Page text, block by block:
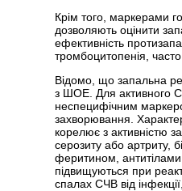
Крім того, маркерами
дозволяють оцінити
ефективність
тромбоцитопенія,
Відомо, що запальна
з ШОЕ. Для активного
неспецифічним
захворювання.
корелює з активністю
серозиту або артриту,
феритином, антитілами
підвищуються при
спалах СЧВ від